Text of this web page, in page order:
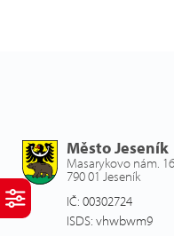
Město Jeseník
Masarykovo nám.
790 01 Jeseník
IČ: 00302724
ISDS: vhwbwm9